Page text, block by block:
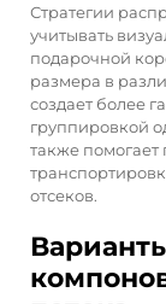
Стратегии
учитывать
подарочной
размера в
создает более
группировкой
также помогает
отсеков.